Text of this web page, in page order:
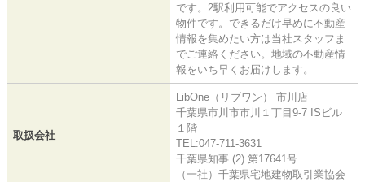
です。2駅利用可能でアクセスの良い
物件です。できるだけ早めに不動産
情報を集めたい方は当社スタッフま
でご連絡ください。地域の不動産情
報をいち早くお届けします。
取扱会社
LibOne（リブワン） 市川店
千葉県市川市市川１丁目9-7 ISビル
１階
TEL:047-711-3631
千葉県知事 (2) 第17641号
（一社）千葉県宅地建物取引業協会